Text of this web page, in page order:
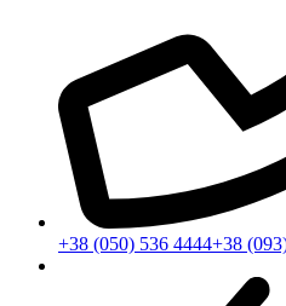
+38 (050) 536 4444+38